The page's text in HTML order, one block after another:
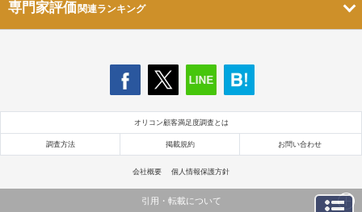
専門家評価関連ランキング
オリコン顧客満足度調査とは
調査方法 掲載規約 お問い合わせ
会社概要 個人情報保護方針
引用・転載について